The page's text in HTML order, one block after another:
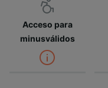
Acceso para
minusválidos